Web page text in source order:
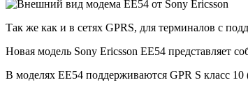
Так же как и в сетях GPRS, для терминалов с
Новая модель Sony Ericsson EE54 представляет
В моделях EE54 поддерживаются GPR S класс